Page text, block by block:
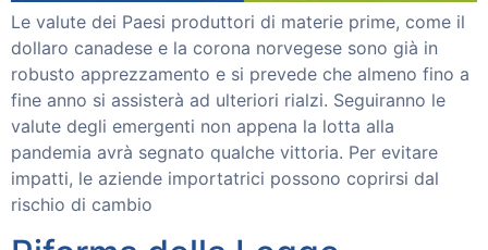
Chi Siamo
I nostri clienti
Stampa
Soluzioni
Invoice Trading
Smart Reverse
Partnership
Partner
Investitori
Le valute dei Paesi produttori di materie prime, come il
dollaro canadese e la corona norvegese sono già in
robusto apprezzamento e si prevede che almeno fino a
fine anno si assisterà ad ulteriori rialzi. Seguiranno le
valute degli emergenti non appena la lotta alla
pandemia avrà segnato qualche vittoria. Per evitare
impatti, le aziende importatrici possono coprirsi dal
rischio di cambio